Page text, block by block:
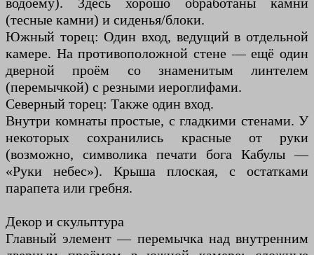
(тесные камни) и сиденья/блоки.
Южный торец: Один вход, ведущий в отдельной
камере. На противоположной стене — ещё один
дверной проём со знаменитым линтелем
(перемычкой) с резными иероглифами.
Северный торец: Также один вход.
Внутри комнаты простые, с гладкими стенами. У
некоторых сохранились красные от руки
(возможно, символика печати бога Кабулы —
«Руки небес»). Крыша плоская, с остатками
парапета или гребня.
Декор и скульптура
Главный элемент — перемычка над внутренним